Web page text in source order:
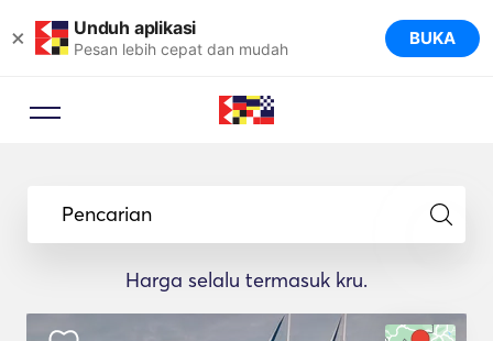
× Unduh aplikasi
Pesan lebih cepat dan mudah BUKA
Pencarian
Harga selalu termasuk kru.